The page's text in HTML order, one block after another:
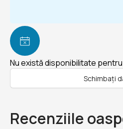
Nu există disponibilitate
Schimbați
Recenziile